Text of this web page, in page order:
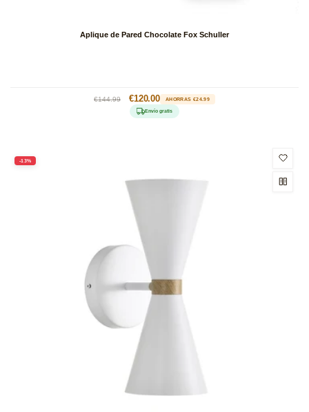
Aplique de Pared Chocolate Fox Schuller
Precio
€144.99
Precio
de
oferta
€120.00 AHORRAS €24.99
Envío gratis
-13%